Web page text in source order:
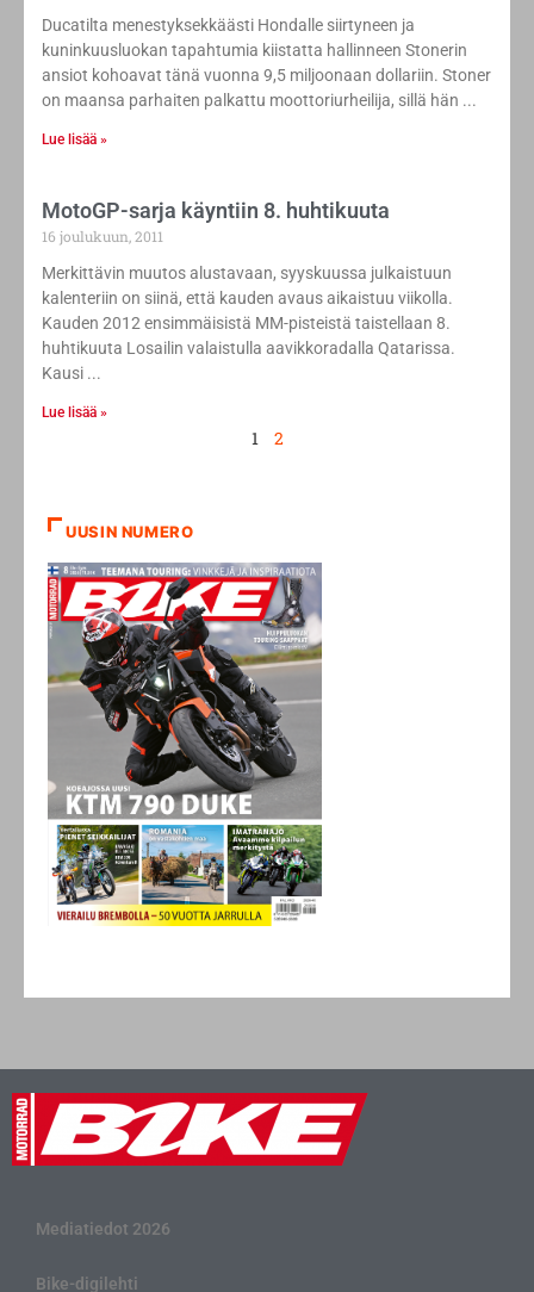
Ducatilta menestyksekkäästi Hondalle siirtyneen ja
kuninkuusluokan tapahtumia kiistatta hallinneen Stonerin
ansiot kohoavat tänä vuonna 9,5 miljoonaan dollariin. Stoner
on maansa parhaiten palkattu moottoriurheilija, sillä hän
Lue lisää »
MotoGP-sarja käyntiin 8. huhtikuuta
16 joulukuun, 2011
Merkittävin muutos alustavaan, syyskuussa julkaistuun
kalenteriin on siinä, että kauden avaus aikaistuu viikolla.
Kauden 2012 ensimmäisistä MM-pisteistä taistellaan 8.
huhtikuuta Losailin valaistulla aavikkoradalla Qatarissa.
Kausi
Lue lisää »
1 2
UUSIN NUMERO
Mediatiedot 2026
Bike-digilehti